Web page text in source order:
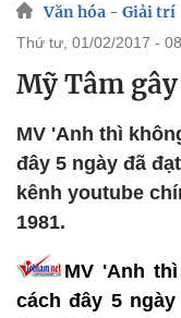
Văn hóa - Giải trí
thứ tư, 01/02/2017 -
Mỹ Tâm
MV 'Anh thì
đây 5 ngày đã
kênh youtube
1981.
MV 'Anh
cách đây 5